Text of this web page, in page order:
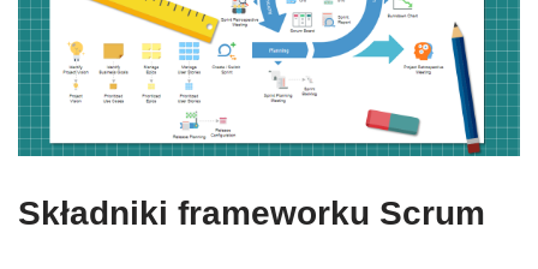
Składniki frameworku Scrum